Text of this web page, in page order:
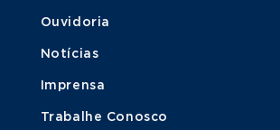
Ouvidoria
Notícias
Imprensa
Trabalhe Conosco